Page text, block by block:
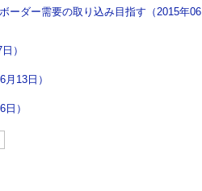
ーダー需要の取り込み目指す（2015年06
）
13日）
）